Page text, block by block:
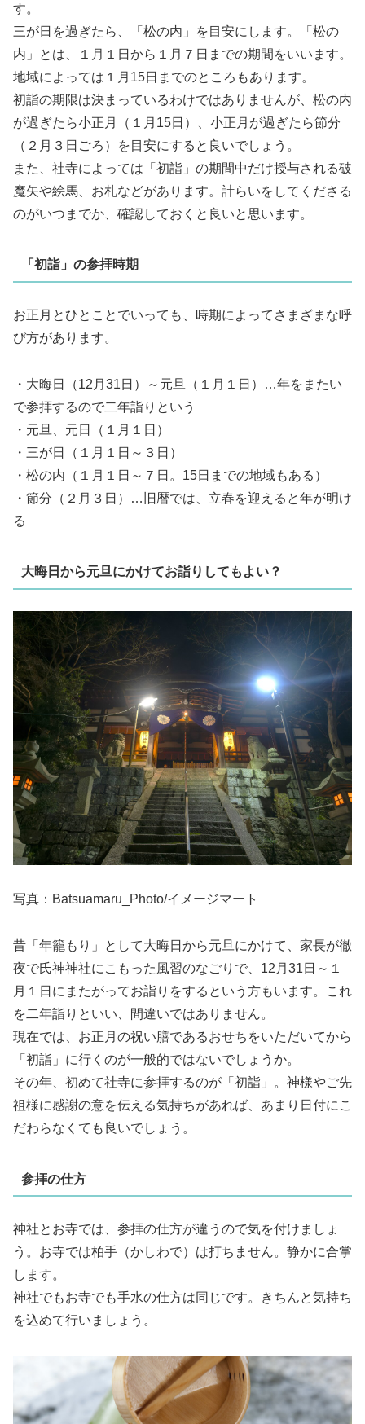
す。
三が日を過ぎたら、「松の内」を目安にします。「松の
内」とは、１月１日から１月７日までの期間をいいます。
地域によっては１月15日までのところもあります。
初詣の期限は決まっているわけではありませんが、松の内
が過ぎたら小正月（１月15日）、小正月が過ぎたら節分
（２月３日ごろ）を目安にすると良いでしょう。
また、社寺によっては「初詣」の期間中だけ授与される破
魔矢や絵馬、お札などがあります。計らいをしてくださる
のがいつまでか、確認しておくと良いと思います。
「初詣」の参拝時期
お正月とひとことでいっても、時期によってさまざまな呼
び方があります。
・大晦日（12月31日）～元旦（１月１日）…年をまたい
で参拝するので二年詣りという
・元旦、元日（１月１日）
・三が日（１月１日～３日）
・松の内（１月１日～７日。15日までの地域もある）
・節分（２月３日）…旧暦では、立春を迎えると年が明け
る
大晦日から元旦にかけてお詣りしてもよい？
写真：Batsuamaru_Photo/イメージマート
昔「年籠もり」として大晦日から元旦にかけて、家長が徹
夜で氏神神社にこもった風習のなごりで、12月31日～１
月１日にまたがってお詣りをするという方もいます。これ
を二年詣りといい、間違いではありません。
現在では、お正月の祝い膳であるおせちをいただいてから
「初詣」に行くのが一般的ではないでしょうか。
その年、初めて社寺に参拝するのが「初詣」。神様やご先
祖様に感謝の意を伝える気持ちがあれば、あまり日付にこ
だわらなくても良いでしょう。
参拝の仕方
神社とお寺では、参拝の仕方が違うので気を付けましょ
う。お寺では柏手（かしわで）は打ちません。静かに合掌
します。
神社でもお寺でも手水の仕方は同じです。きちんと気持ち
を込めて行いましょう。